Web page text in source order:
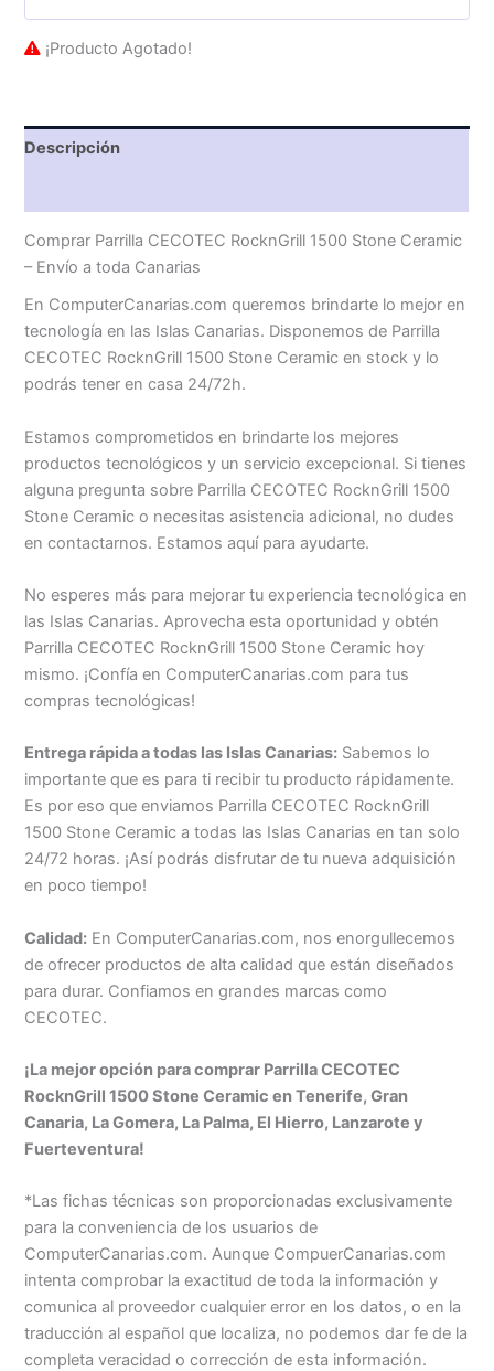
¡Producto Agotado!
Descripción
Comprar Parrilla CECOTEC RocknGrill 1500 Stone Ceramic
– Envío a toda Canarias
En ComputerCanarias.com queremos brindarte lo mejor en
tecnología en las Islas Canarias. Disponemos de Parrilla
CECOTEC RocknGrill 1500 Stone Ceramic en stock y lo
podrás tener en casa 24/72h.
Estamos comprometidos en brindarte los mejores
productos tecnológicos y un servicio excepcional. Si tienes
alguna pregunta sobre Parrilla CECOTEC RocknGrill 1500
Stone Ceramic o necesitas asistencia adicional, no dudes
en contactarnos. Estamos aquí para ayudarte.
No esperes más para mejorar tu experiencia tecnológica en
las Islas Canarias. Aprovecha esta oportunidad y obtén
Parrilla CECOTEC RocknGrill 1500 Stone Ceramic hoy
mismo. ¡Confía en ComputerCanarias.com para tus
compras tecnológicas!
Entrega rápida a todas las Islas Canarias: Sabemos lo
importante que es para ti recibir tu producto rápidamente.
Es por eso que enviamos Parrilla CECOTEC RocknGrill
1500 Stone Ceramic a todas las Islas Canarias en tan solo
24/72 horas. ¡Así podrás disfrutar de tu nueva adquisición
en poco tiempo!
Calidad: En ComputerCanarias.com, nos enorgullecemos
de ofrecer productos de alta calidad que están diseñados
para durar. Confiamos en grandes marcas como
CECOTEC.
¡La mejor opción para comprar Parrilla CECOTEC
RocknGrill 1500 Stone Ceramic en Tenerife, Gran
Canaria, La Gomera, La Palma, El Hierro, Lanzarote y
Fuerteventura!
*Las fichas técnicas son proporcionadas exclusivamente
para la conveniencia de los usuarios de
ComputerCanarias.com. Aunque CompuerCanarias.com
intenta comprobar la exactitud de toda la información y
comunica al proveedor cualquier error en los datos, o en la
traducción al español que localiza, no podemos dar fe de la
completa veracidad o corrección de esta información.